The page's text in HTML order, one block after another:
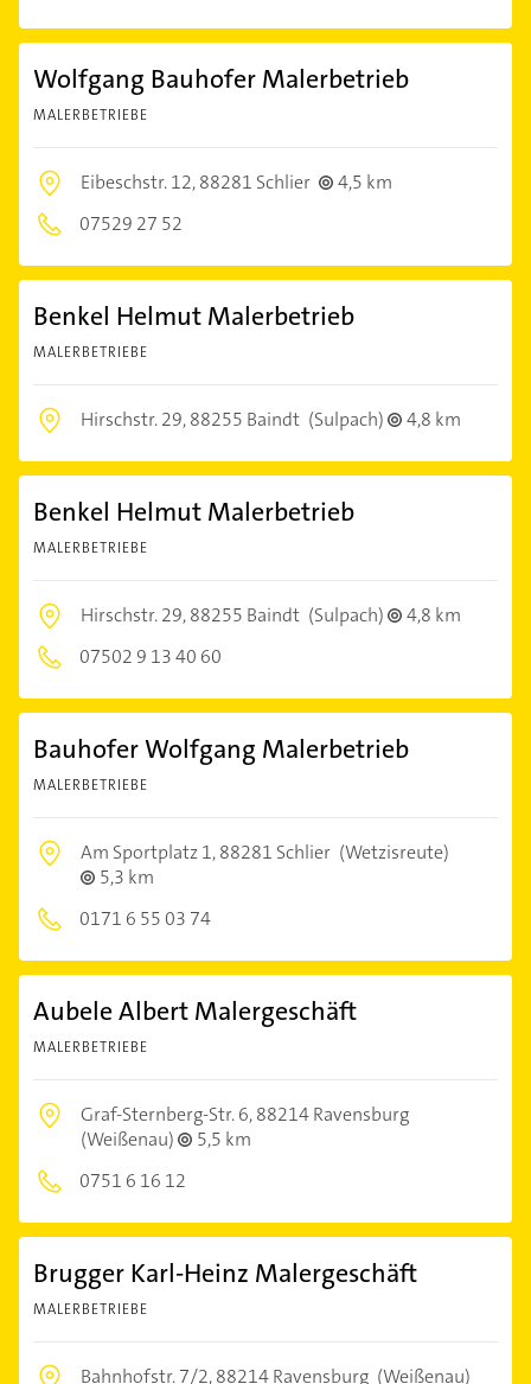
Wolfgang Bauhofer Malerbetrieb
MALERBETRIEBE
Eibeschstr. 12,88281 Schlier
4,5 km
07529 27 52
Benkel Helmut Malerbetrieb
MALERBETRIEBE
Hirschstr. 29,88255 Baindt (Sulpach) 4,8 km
Benkel Helmut Malerbetrieb
MALERBETRIEBE
Hirschstr. 29,88255 Baindt (Sulpach)
4,8 km
07502 9 13 40 60
Bauhofer Wolfgang Malerbetrieb
MALERBETRIEBE
Am Sportplatz 1,88281 Schlier (Wetzisreute)
5,3 km
0171 6 55 03 74
Aubele Albert Malergeschäft
MALERBETRIEBE
Graf-Sternberg-Str. 6,88214 Ravensburg
(Weißenau)
5,5 km
0751 6 16 12
Brugger Karl-Heinz Malergeschäft
MALERBETRIEBE
Bahnhofstr. 7/2,88214 Ravensburg (Weißenau)